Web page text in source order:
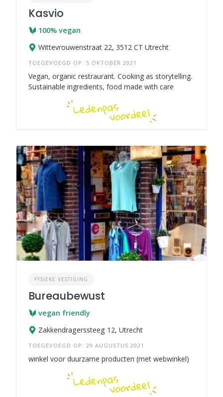
Kasvio
100% vegan
Wittevrouwenstraat 22, 3512 CT Utrecht
TOEGEVOEGD OP: 5 OKTOBER 2021
Vegan, organic restraurant. Cooking as storytelling.
Sustainable ingredients, food made with care
FYSIEKE VESTIGING
Bureaubewust
vegan friendly
Zakkendragerssteeg 12, Utrecht
TOEGEVOEGD OP: 29 AUGUSTUS 2021
winkel voor duurzame producten (met webwinkel)